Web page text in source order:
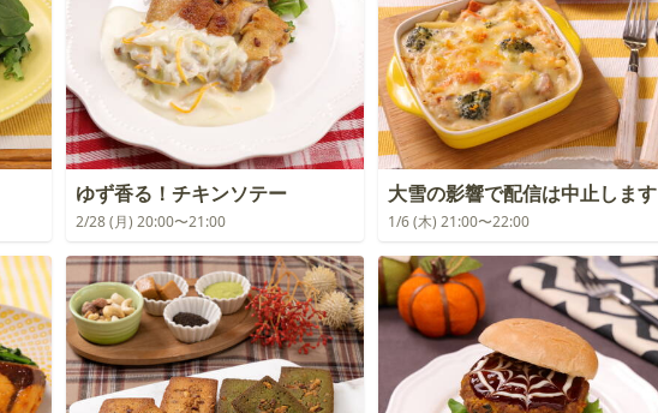
ゆず香る！チキンソテー
2/28 (月) 20:00〜21:00
大雪の影響で配信は中止します
1/6 (木) 21:00〜22:00